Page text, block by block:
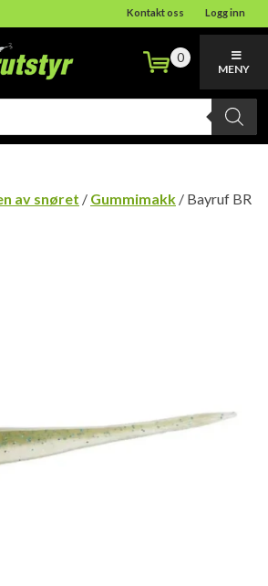
Kontakt oss Logg inn
0
MENY
av snøret / Gummimakk / Bayruf BR